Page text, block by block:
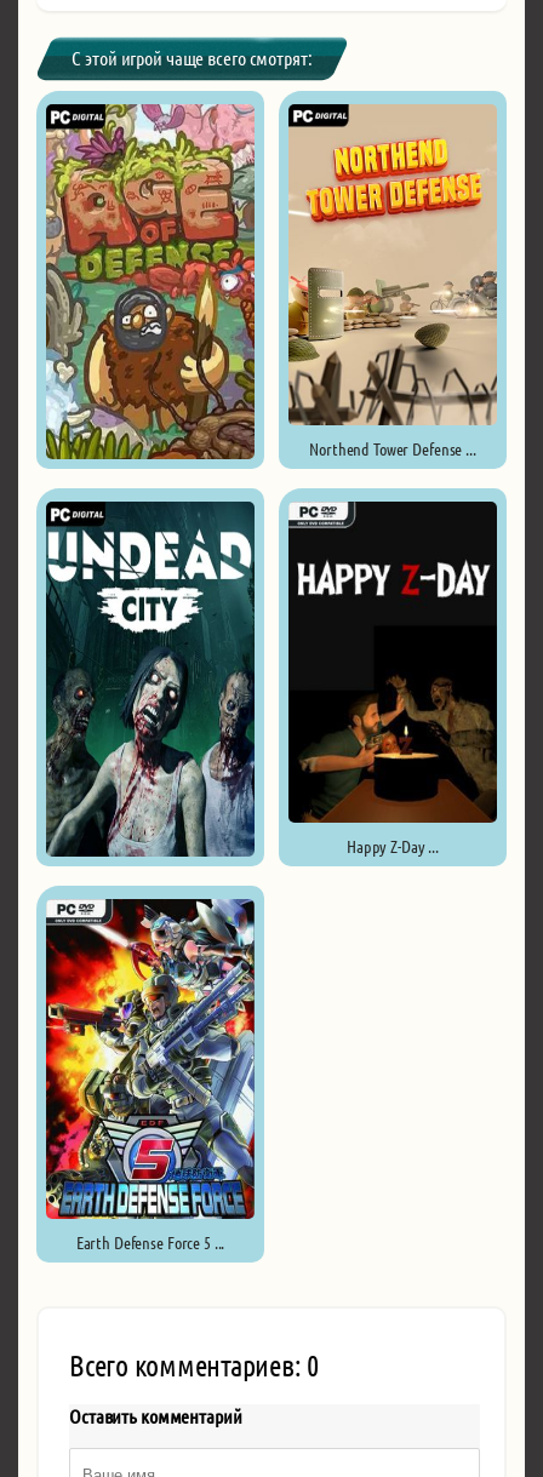
С этой игрой чаще всего смотрят:
Northend Tower Defense ...
Happy Z-Day ...
Earth Defense Force 5 ...
Всего комментариев: 0
Оставить комментарий